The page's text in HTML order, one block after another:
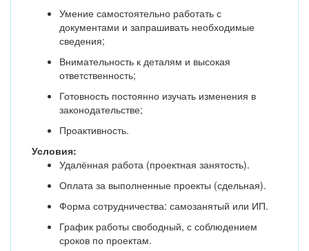
Умение самостоятельно работать с
документами и запрашивать необходимые
сведения;
Внимательность к деталям и высокая
ответственность;
Готовность постоянно изучать изменения в
законодательстве;
Проактивность.
Условия:
Удалённая работа (проектная занятость).
Оплата за выполненные проекты (сдельная).
Форма сотрудничества: самозанятый или ИП.
График работы свободный, с соблюдением
сроков по проектам.